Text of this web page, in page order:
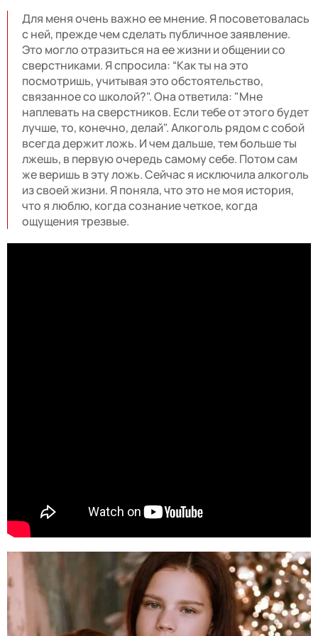
Для меня очень важно ее мнение. Я посоветовалась
с ней, прежде чем сделать публичное заявление.
Это могло отразиться на ее жизни и общении со
сверстниками. Я спросила: “Как ты на это
посмотришь, учитывая это обстоятельство,
связанное со школой?". Она ответила: "Мне
наплевать на сверстников. Если тебе от этого будет
лучше, то, конечно, делай". Алкоголь рядом с собой
всегда держит ложь. И чем дальше, тем больше ты
лжешь, в первую очередь самому себе. Потом сам
же веришь в эту ложь. Сейчас я исключила алкоголь
из своей жизни. Я поняла, что это не моя история,
что я люблю, когда сознание четкое, когда
ощущения трезвые.